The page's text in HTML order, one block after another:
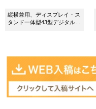
縦横兼用、ディスプレイ・ス
タンド一体型43型デジタルサ